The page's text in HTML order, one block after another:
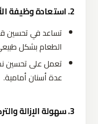
2. استعادة وظيفة الأسنان
تساعد فيتحسين
الطعامبشكل
تعملعلىتحسين
عدةأسنانأمامية.
3. سهولة الإزالة والتركيب